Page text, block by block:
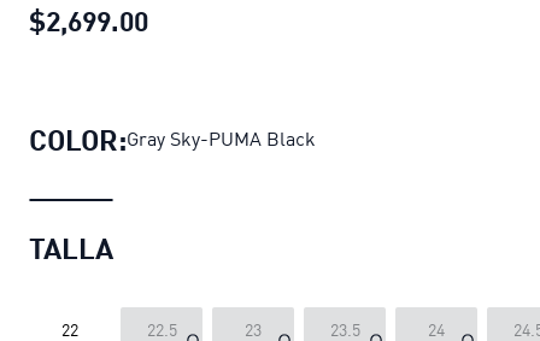
$2,699.00
COLOR:Gray Sky-PUMA Black
TALLA
22 22.5 23 23.5 24